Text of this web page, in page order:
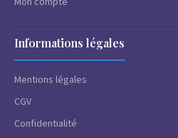
Informations légales
Mentions légales
CGV
Confidentialité